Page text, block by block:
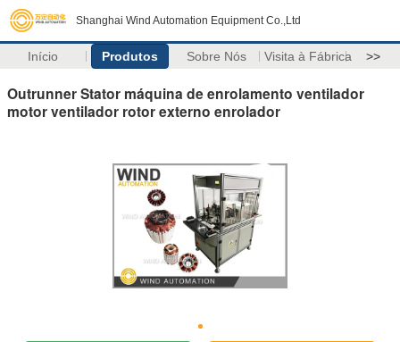
Shanghai Wind Automation Equipment Co.,Ltd
Início Produtos Sobre Nós Visita à Fábrica >>
Outrunner Stator máquina de enrolamento ventilador
motor ventilador rotor externo enrolador